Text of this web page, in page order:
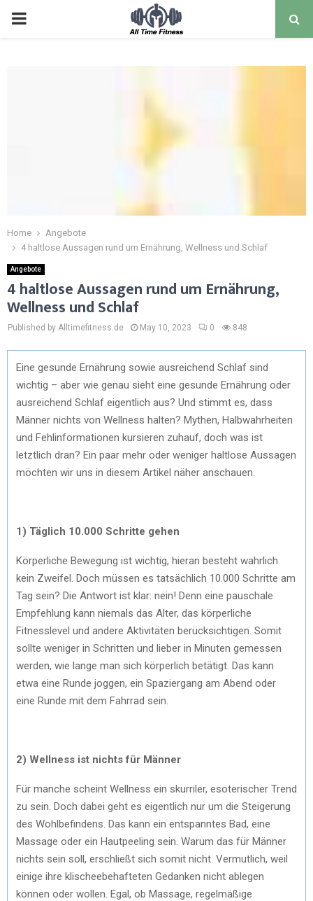
Home
Angebote
4 haltlose Aussagen rund um Ernährung, Wellness und Schlaf
Angebote
4 haltlose Aussagen rund um Ernährung,
Wellness und Schlaf
Published by Alltimefitness.de May 10, 2023 0 848
Eine gesunde Ernährung sowie ausreichend Schlaf sind
wichtig – aber wie genau sieht eine gesunde Ernährung oder
ausreichend Schlaf eigentlich aus? Und stimmt es, dass
Männer nichts von Wellness halten? Mythen, Halbwahrheiten
und Fehlinformationen kursieren zuhauf, doch was ist
letztlich dran? Ein paar mehr oder weniger haltlose Aussagen
möchten wir uns in diesem Artikel näher anschauen.
1) Täglich 10.000 Schritte gehen
Körperliche Bewegung ist wichtig, hieran besteht wahrlich
kein Zweifel. Doch müssen es tatsächlich 10.000 Schritte am
Tag sein? Die Antwort ist klar: nein! Denn eine pauschale
Empfehlung kann niemals das Alter, das körperliche
Fitnesslevel und andere Aktivitäten berücksichtigen. Somit
sollte weniger in Schritten und lieber in Minuten gemessen
werden, wie lange man sich körperlich betätigt. Das kann
etwa eine Runde joggen, ein Spaziergang am Abend oder
eine Runde mit dem Fahrrad sein.
2) Wellness ist nichts für Männer
Für manche scheint Wellness ein skurriler, esoterischer Trend
zu sein. Doch dabei geht es eigentlich nur um die Steigerung
des Wohlbefindens. Das kann ein entspanntes Bad, eine
Massage oder ein Hautpeeling sein. Warum das für Männer
nichts sein soll, erschließt sich somit nicht. Vermutlich, weil
einige ihre klischeebehafteten Gedanken nicht ablegen
können oder wollen. Egal, ob Massage, regelmäßige